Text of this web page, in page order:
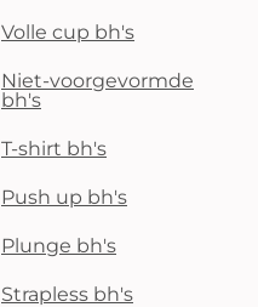
Volle cup bh's
Niet-voorgevormde
bh's
T-shirt bh's
Push up bh's
Plunge bh's
Strapless bh's